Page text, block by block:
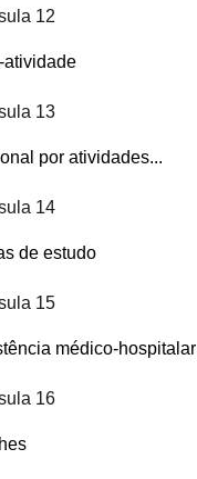
12
atividade
13
por atividades...
14
de estudo
15
médico-hospitalar
16